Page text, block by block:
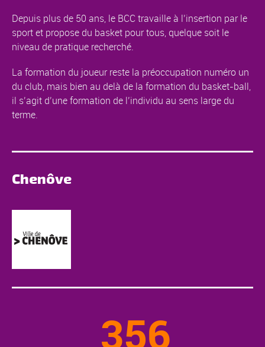
Depuis plus de 50 ans, le BCC travaille à l’insertion par le
sport et propose du basket pour tous, quelque soit le
niveau de pratique recherché.
La formation du joueur reste la préoccupation numéro un
du club, mais bien au delà de la formation du basket-ball,
il s’agit d’une formation de l’individu au sens large du
terme.
Chenôve
356